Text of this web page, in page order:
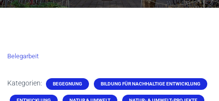
H
Belegarbeit
Kategorien: BEGEGNUNG BILDUNG FÜR NACHHALTIGE ENTWICKLUNG